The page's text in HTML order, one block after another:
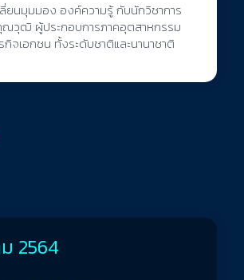
ยนมุมมอง องค์ความรู้ กับนักวิชาการ
ณวุฒิ ผู้ประกอบการภาคอุตสาหกรรม
กิจเอกชน ทั้งระดับชาติและนานาชาติ
2564